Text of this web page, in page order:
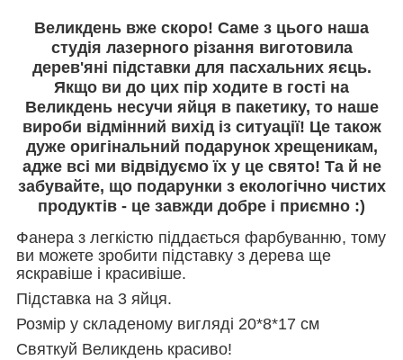
Великдень вже скоро! Саме з цього наша
студія лазерного різання виготовила
дерев'яні підставки для пасхальних яєць.
Якщо ви до цих пір ходите в гості на
Великдень несучи яйця в пакетику, то наше
вироби відмінний вихід із ситуації! Це також
дуже оригінальний подарунок хрещеникам,
адже всі ми відвідуємо їх у це свято! Та й не
забувайте, що подарунки з екологічно чистих
продуктів - це завжди добре і приємно :)
Фанера з легкістю піддається фарбуванню, тому
ви можете зробити підставку з дерева ще
яскравіше і красивіше.
Підставка на 3 яйця.
Розмір у складеному вигляді 20*8*17 см
Святкуй Великдень красиво!